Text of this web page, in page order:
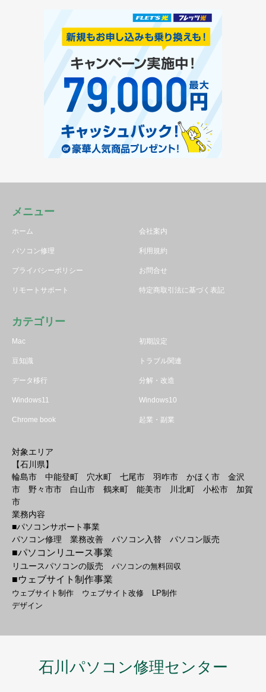
メニュー
ホーム 会社案内
パソコン修理 利用規約
プライバシーポリシー お問合せ
リモートサポート 特定商取引法に基づく表記
カテゴリー
Mac 初期設定
豆知識 トラブル関連
データ移行 分解・改造
Windows11 Windows10
Chrome book 起業・副業
対象エリア
【石川県】
輪島市 中能登町 穴水町 七尾市 羽咋市 かほく市 金沢
市 野々市市 白山市 鶴来町 能美市 川北町 小松市 加賀
市
業務内容
■パソコンサポート事業
パソコン修理 業務改善 パソコン入替 パソコン販売
■パソコンリユース事業
リユースパソコンの販売 パソコンの無料回収
■ウェブサイト制作事業
ウェブサイト制作 ウェブサイト改修
LP制作
デザイン
石川パソコン修理センター